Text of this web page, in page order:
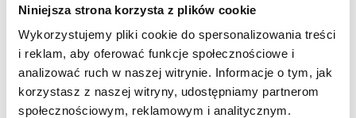
Niniejsza strona korzysta z plików cookie
Wykorzystujemy pliki cookie do spersonalizowania treści
i reklam, aby oferować funkcje społecznościowe i
analizować ruch w naszej witrynie. Informacje o tym, jak
korzystasz z naszej witryny, udostępniamy partnerom
społecznościowym, reklamowym i analitycznym.
Koło Technic GT 99440000
Stelaż do WC z systemem Smart Fresh
709,40 PLN